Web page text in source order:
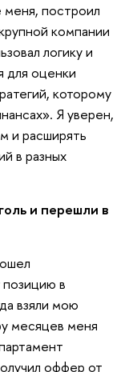
меня, построил
компании
логику и
для оценки
которому
Я уверен,
и расширять
в разных
и перешли в
в
взяли мою
месяцев меня
оффер от